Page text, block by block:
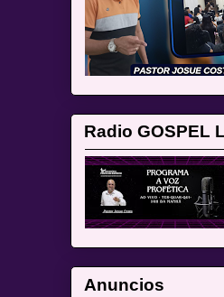
Radio GOSPEL
Anuncios